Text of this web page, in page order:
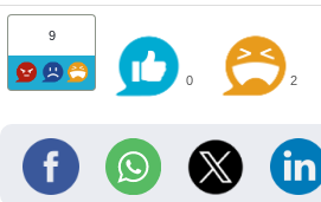
9
0 2